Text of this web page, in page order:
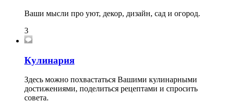
Ваши мысли про уют, декор, дизайн, сад и огород.
3
Кулинария
Здесь можно похвастаться Вашими кулинарными
достижениями, поделиться рецептами и спросить
совета.